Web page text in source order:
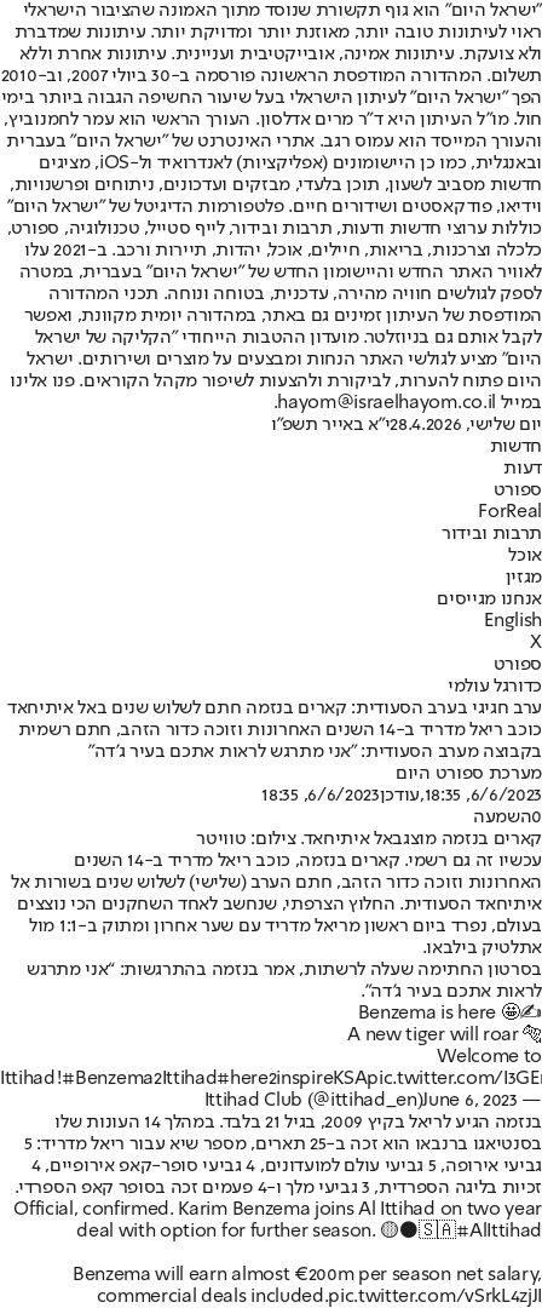
"ישראל היום" הוא גוף תקשורת שנוסד מתוך האמונה שהציבור הישראלי
ראוי לעיתונות טובה יותר, מאוזנת יותר ומדויקת יותר. עיתונות שמדברת
ולא צועקת. עיתונות אמינה, אובייקטיבית ועניינית. עיתונות אחרת וללא
תשלום. המהדורה המודפסת הראשונה פורסמה ב-30 ביולי 2007, וב-2010
הפך "ישראל היום" לעיתון הישראלי בעל שיעור החשיפה הגבוה ביותר בימי
חול. מו"ל העיתון היא ד"ר מרים אדלסון. העורך הראשי הוא עמר לחמנוביץ,
והעורך המייסד הוא עמוס רגב. אתרי האינטרנט של "ישראל היום" בעברית
ובאנגלית, כמו כן היישומונים (אפליקציות) לאנדרואיד ול-iOS, מציגים
חדשות מסביב לשעון, תוכן בלעדי, מבזקים ועדכונים, ניתוחים ופרשנויות,
וידיאו, פודקאסטים ושידורים חיים. פלטפורמות הדיגיטל של "ישראל היום"
כוללות ערוצי חדשות ודעות, תרבות ובידור, לייף סטייל, טכנולוגיה, ספורט,
כלכלה וצרכנות, בריאות, חיילים, אוכל, יהדות, תיירות ורכב. ב-2021 עלו
לאוויר האתר החדש והיישומון החדש של "ישראל היום" בעברית, במטרה
לספק לגולשים חוויה מהירה, עדכנית, בטוחה ונוחה. תכני המהדורה
המודפסת של העיתון זמינים גם באתר, במהדורה יומית מקוונת, ואפשר
לקבל אותם גם בניוזלטר. מועדון ההטבות הייחודי "הקליקה של ישראל
היום" מציע לגולשי האתר הנחות ומבצעים על מוצרים ושירותים. ישראל
היום פתוח להערות, לביקורת ולהצעות לשיפור מקהל הקוראים. פנו אלינו
במייל hayom@israelhayom.co.il.
יום שלישי, 28.4.2026
י"א באייר תשפ"ו
חדשות
דעות
ספורט
ForReal
תרבות ובידור
אוכל
מגזין
אנחנו מגייסים
English
X
ספורט
כדורגל עולמי
ערב חגיגי בערב הסעודית: קארים בנזמה חתם לשלוש שנים באל איתיחאד
כוכב ריאל מדריד ב-14 השנים האחרונות וזוכה כדור הזהב, חתם רשמית
בקבוצה מערב הסעודית: "אני מתרגש לראות אתכם בעיר ג’דה"
מערכת ספורט היום
6/6/2023, 18:35
,עודכן6/6/2023, 18:35
0השמעה
קארים בנזמה מוצגבאל איתיחאד. צילום: טוויטר
עכשיו זה גם רשמי. קארים בנזמה, כוכב ריאל מדריד ב-14 השנים
האחרונות וזוכה כדור הזהב, חתם הערב (שלישי) לשלוש שנים בשורות אל
איתיחאד הסעודית. החלוץ הצרפתי, שנחשב לאחד השחקנים הכי נוצצים
בעולם, נפרד ביום ראשון מריאל מדריד עם שער אחרון ומתוק ב-1:1 מול
אתלטיק בילבאו.
בסרטון החתימה שעלה לרשתות, אמר בנזמה בהתרגשות: “אני מתרגש
לראות אתכם בעיר ג’דה".
Benzema is here 🤩✍️
A new tiger will roar 🐅
Welcome to
Ittihad!#Benzema2Ittihad#here2inspireKSApic.twitter.com/
— Ittihad Club (@ittihad_en)
June 6, 2023
בנזמה הגיע לריאל בקיץ 2009, בגיל 21 בלבד. במהלך 14 העונות שלו
בסנטיאגו ברנבאו הוא זכה ב-25 תארים, מספר שיא עבור ריאל מדריד: 5
גביעי אירופה, 5 גביעי עולם למועדונים, 4 גביעי סופר-קאפ אירופיים, 4
זכיות בליגה הספרדית, 3 גביעי מלך ו-4 פעמים זכה בסופר קאפ הספרדי.
Official, confirmed. Karim Benzema joins Al Ittihad on two year
deal with option for further season. 🟡⚫️🇸🇦#AlIttihad
Benzema will earn almost €200m per season net salary,
commercial deals included.pic.twitter.com/vSrkL4zjJI